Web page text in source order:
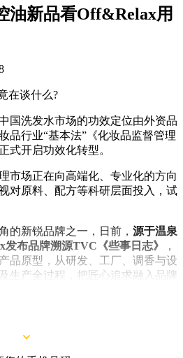
油新品看Off&Relax用
在谈什么?
国洗发水市场的功效定位由外资品
品行业“基本法”《化妆品监督管理
式开启功效化转型。
市场正在向高端化、专业化的方向
对原料、配方等科研层面投入，试
的新锐品牌之一，日前， 源于温泉
布品牌溯源TVC《些事日志》
，
品原型，从研发、工厂、调香与设
生产全过程，把匠心追求融入品牌